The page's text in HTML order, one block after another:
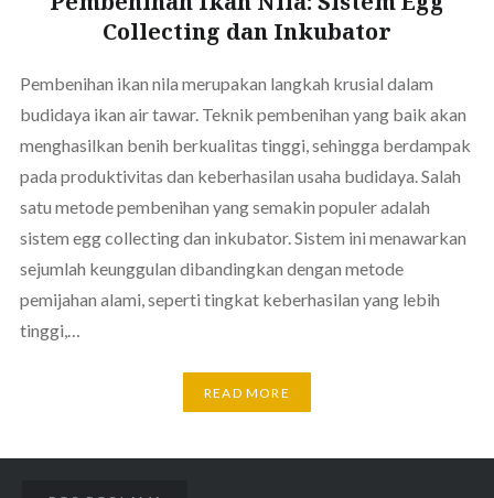
Collecting dan Inkubator
Pembenihan ikan nila merupakan langkah krusial dalam
budidaya ikan air tawar. Teknik pembenihan yang baik akan
menghasilkan benih berkualitas tinggi, sehingga berdampak
pada produktivitas dan keberhasilan usaha budidaya. Salah
satu metode pembenihan yang semakin populer adalah
sistem egg collecting dan inkubator. Sistem ini menawarkan
sejumlah keunggulan dibandingkan dengan metode
pemijahan alami, seperti tingkat keberhasilan yang lebih
tinggi,…
READ MORE